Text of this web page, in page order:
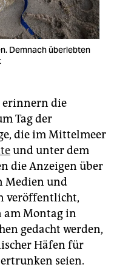
Demnach überlebten
erinnern die
Tag der
die im Mittelmeer
und unter dem
die Anzeigen über
Medien und
veröffentlicht,
Montag in
gedacht werden,
Häfen für
seien.